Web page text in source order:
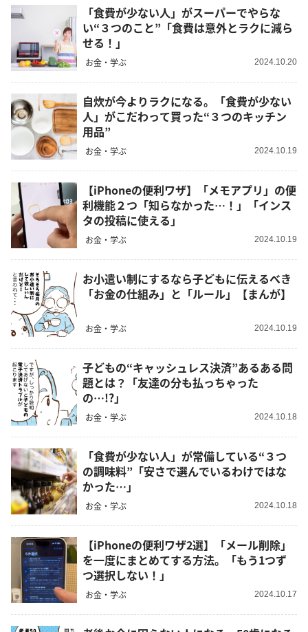
「食費が少ない人」がスーパーでやらな
い“３つのこと”「食費は意外とラクに減ら
せる！」
お金・学ぶ 2024.10.20
自炊が今よりラクになる。「食費が少ない
人」がこだわって買った“３つのキッチン
用品”
お金・学ぶ 2024.10.19
【iPhoneの便利ワザ】「メモアプリ」の便
利機能２つ「知らなかった…！」「インス
タの投稿に使える」
お金・学ぶ 2024.10.19
お小遣い制にするなら子どもに伝えるべき
「お金の仕組み」と「ルール」【まんが】
お金・学ぶ 2024.10.19
子どもの“キャッシュレス決済”あるある問
題とは？「友達の分も払っちゃった
の…!?」
お金・学ぶ 2024.10.18
「食費が少ない人」が常備している“３つ
の調味料”「安さで選んでいるわけではな
かった…」
お金・学ぶ 2024.10.18
【iPhoneの便利ワザ2選】「メール削除」
を一度にまとめてする方法。「もう1つず
つ選択しない！」
お金・学ぶ 2024.10.17